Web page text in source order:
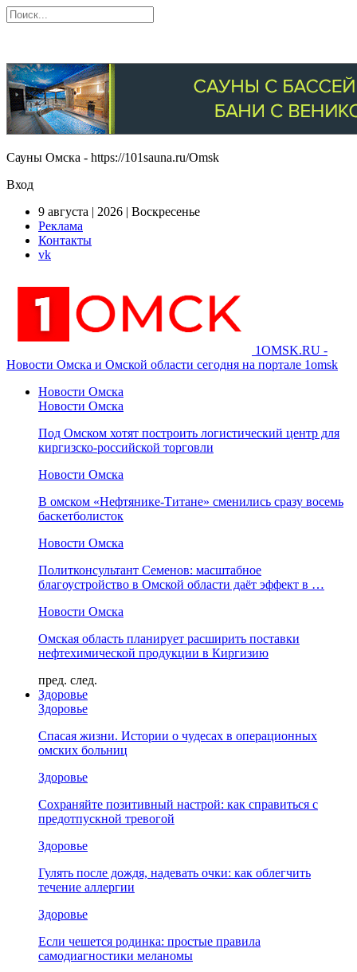
Сауны Омска - https://101sauna.ru/Omsk
Вход
9 августа | 2026 | Воскресенье
Реклама
Контакты
vk
1OMSK.RU -
Новости Омска и Омской области сегодня на портале 1omsk
Новости Омска
Новости Омска
Под Омском хотят построить логистический центр для
киргизско-российской торговли
Новости Омска
В омском «Нефтянике-Титане» сменились сразу восемь
баскетболисток
Новости Омска
Политконсультант Семенов: масштабное
благоустройство в Омской области даёт эффект в …
Новости Омска
Омская область планирует расширить поставки
нефтехимической продукции в Киргизию
пред. след.
Здоровье
Здоровье
Спасая жизни. Истории о чудесах в операционных
омских больниц
Здоровье
Сохраняйте позитивный настрой: как справиться с
предотпускной тревогой
Здоровье
Гулять после дождя, надевать очки: как облегчить
течение аллергии
Здоровье
Если чешется родинка: простые правила
самодиагностики меланомы